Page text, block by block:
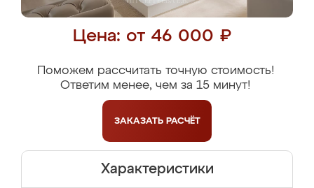
Цена: от 46 000 ₽
Поможем рассчитать точную стоимость!
Ответим менее, чем за 15 минут!
ЗАКАЗАТЬ РАСЧЁТ
Характеристики